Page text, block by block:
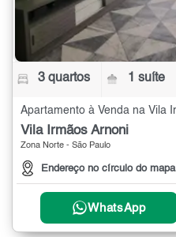
3 quartos 1 suíte
Vila Irmãos Arnoni
Zona Norte - São Paulo
Endereço no círculo do mapa
WhatsApp